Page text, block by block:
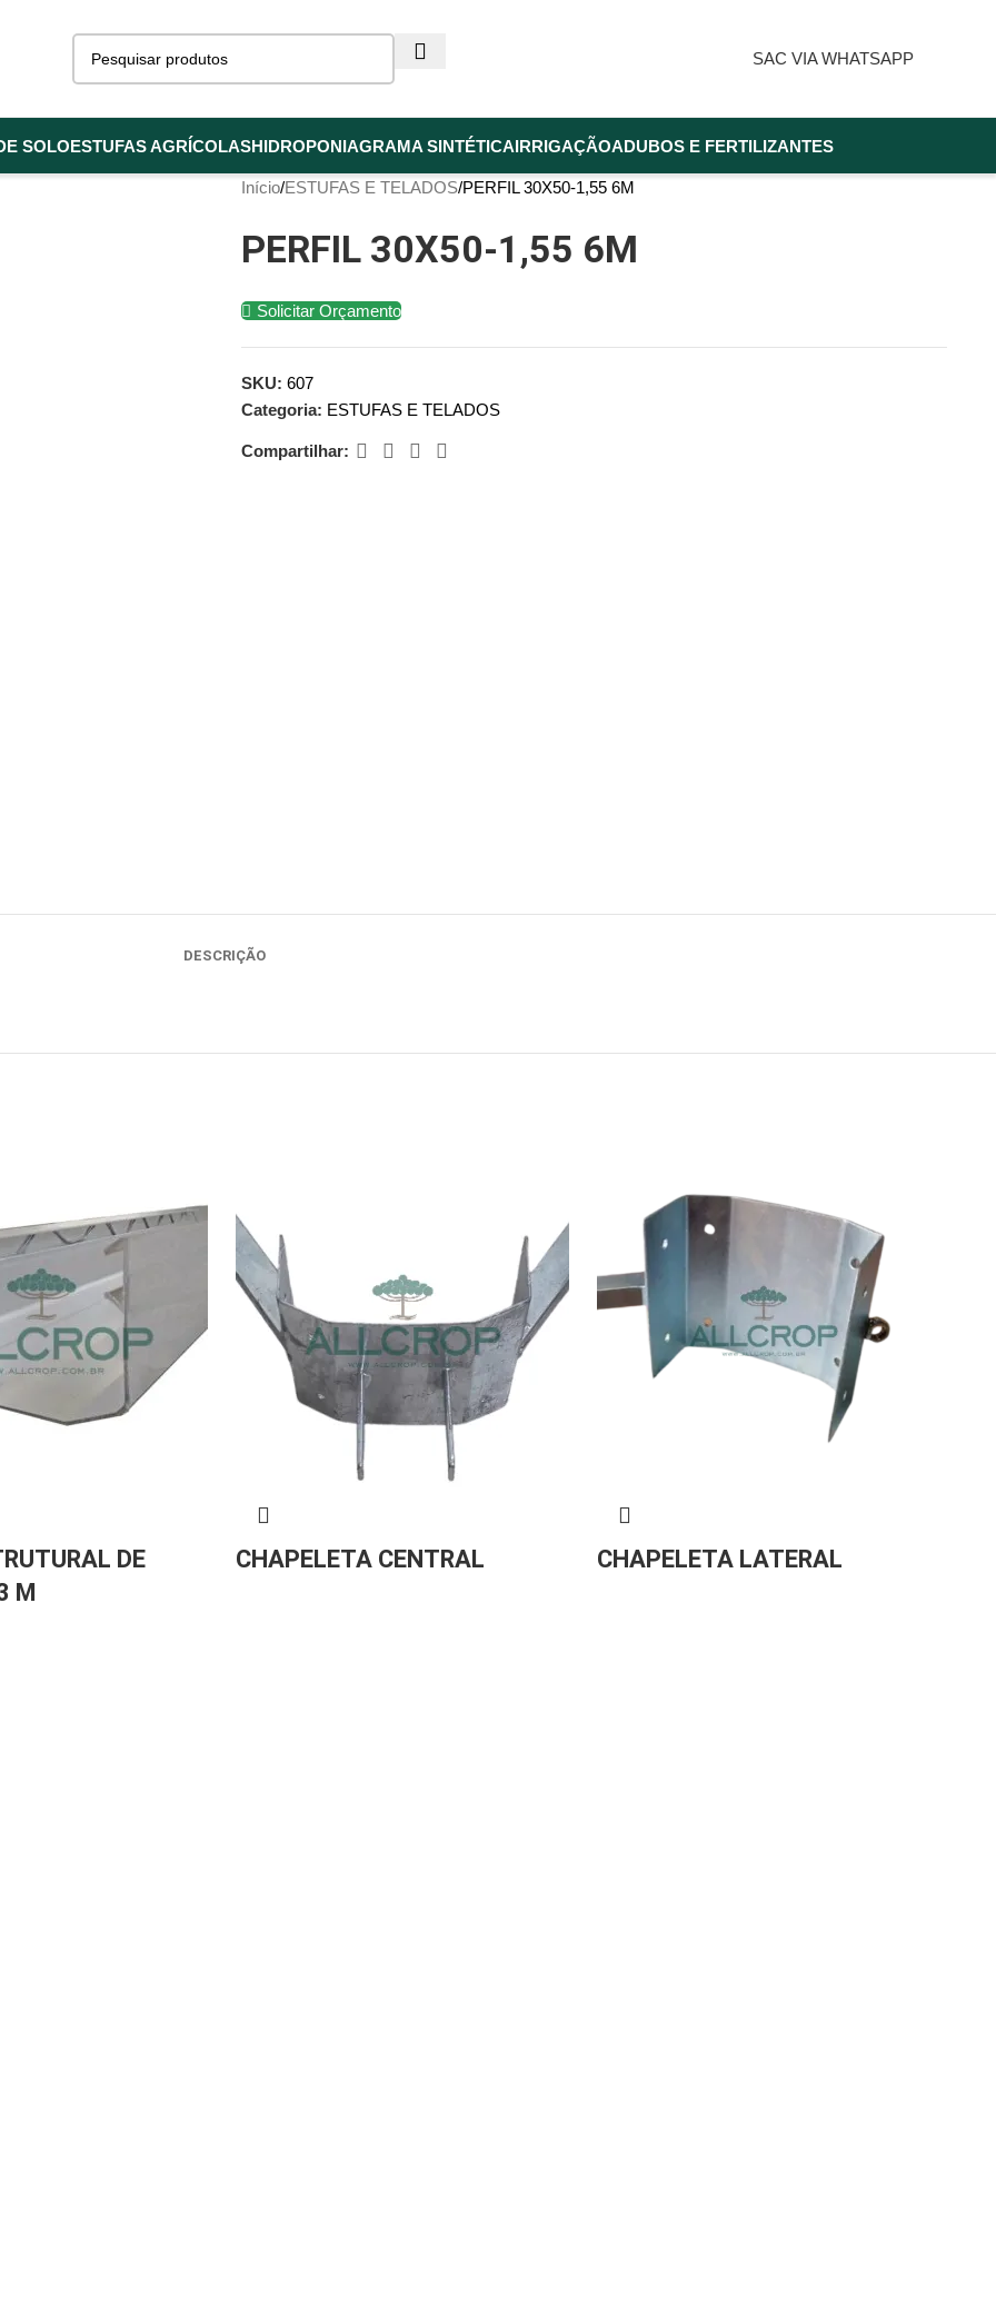
SAC VIA WHATSAPP
SOLOESTUFAS AGRÍCOLASHIDROPONIAGRAMA SINTÉTICAIRRIGAÇÃOADUBOS E FERTILIZANTES
Início ESTUFAS E TELADOS PERFIL 30X50-1,55 6M
PERFIL 30X50-1,55 6M
Solicitar Orçamento
SKU: 607
Categoria: ESTUFAS E TELADOS
Compartilhar:
DESCRIÇÃO
DE
M
CHAPELETA CENTRAL CHAPELETA LATERAL